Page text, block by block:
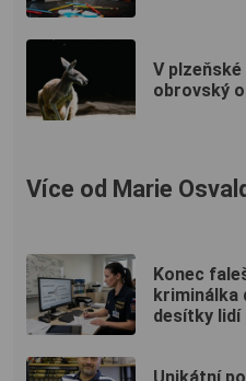
V
obrovský
Více od Marie
Konec
kriminálka
desítky lidí